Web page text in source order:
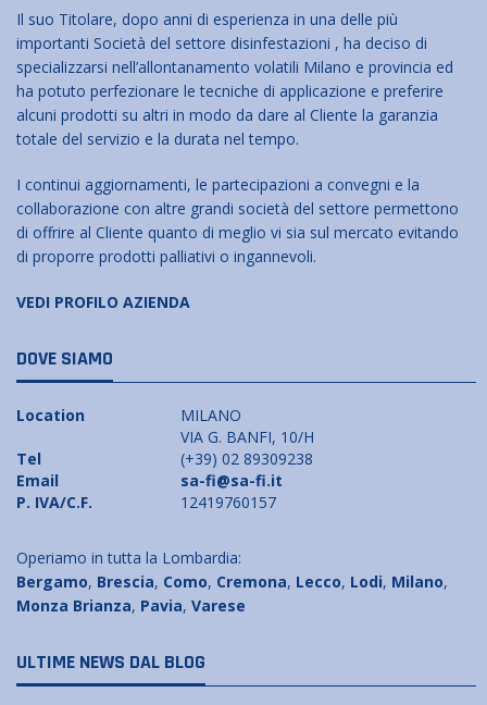
Il suo Titolare, dopo anni di esperienza in una delle più
importanti Società del settore disinfestazioni , ha deciso di
specializzarsi nell’allontanamento volatili Milano e provincia ed
ha potuto perfezionare le tecniche di applicazione e preferire
alcuni prodotti su altri in modo da dare al Cliente la garanzia
totale del servizio e la durata nel tempo.
I continui aggiornamenti, le partecipazioni a convegni e la
collaborazione con altre grandi società del settore permettono
di offrire al Cliente quanto di meglio vi sia sul mercato evitando
di proporre prodotti palliativi o ingannevoli.
VEDI PROFILO AZIENDA
DOVE SIAMO
Location
MILANO
VIA G. BANFI, 10/H
Tel
(+39) 02 89309238
Email
sa-fi@sa-fi.it
P. IVA/C.F.
12419760157
Operiamo in tutta la Lombardia:
Bergamo, Brescia, Como, Cremona, Lecco, Lodi, Milano,
Monza Brianza, Pavia, Varese
ULTIME NEWS DAL BLOG